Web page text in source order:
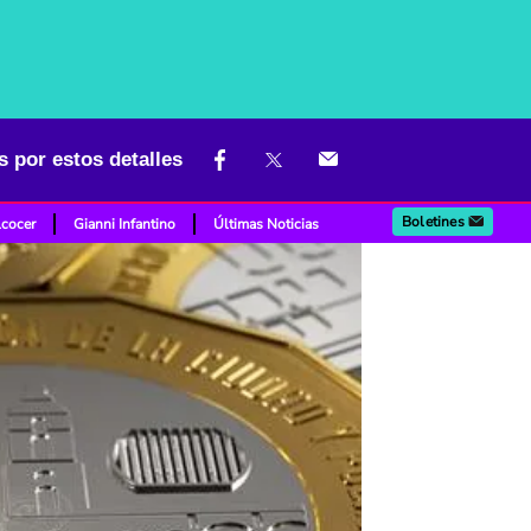
por estos detalles
Gianni Infantino Últimas Noticias Boletines